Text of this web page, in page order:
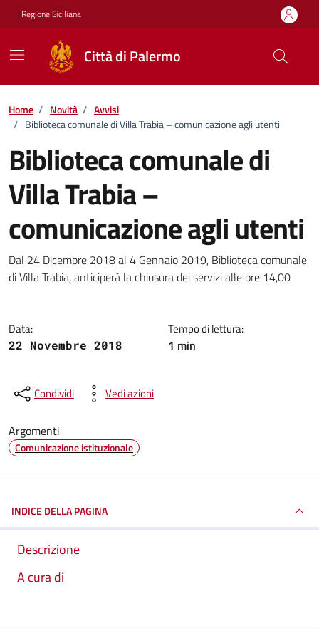
Vai ai contenuti
Vai al footer
Regione Siciliana
Città di Palermo
Home / Novità / Avvisi
/ Biblioteca comunale di Villa Trabia – comunicazione agli utenti
Biblioteca comunale di
Villa Trabia –
comunicazione agli utenti
Dettagli della notizia
Dal 24 Dicembre 2018 al 4 Gennaio 2019, Biblioteca comunale
di Villa Trabia, anticiperà la chiusura dei servizi alle ore 14,00
Data:
22 Novembre 2018
Tempo di lettura:
1 min
Condividi Vedi azioni
Argomenti
Comunicazione istituzionale
INDICE DELLA PAGINA
Descrizione
A cura di